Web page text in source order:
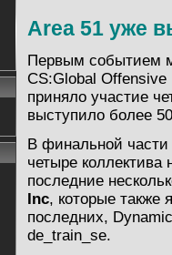
Area 51 уже
Первым событием
CS:Global
приняло участие
выступило более
В финальной части
четыре
последние
Inc, которые также
последних,
de_train_se.